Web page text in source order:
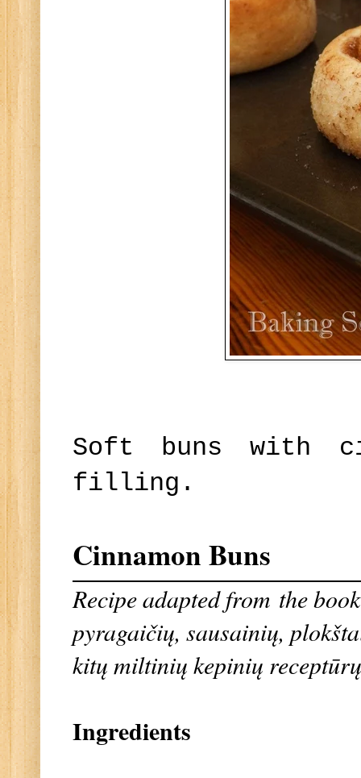
Soft buns with
filling.
Cinnamon Buns
Recipe adapted from the
pyragaičių, sausainių,
kitų miltinių kepinių
Ingredients